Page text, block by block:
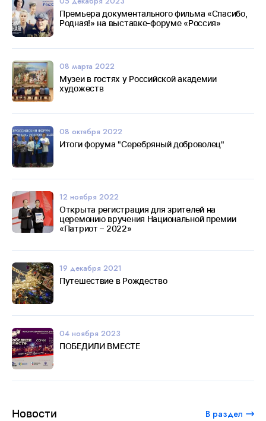
Новости В раздел
Премьера документального фильма «Спасибо,
Родная!» на выставке-форуме «Россия»
08 марта 2022
Музеи в гостях у Российской академии
художеств
08 октября 2022
Итоги форума "Серебряный доброволец"
12 ноября 2022
Открыта регистрация для зрителей на
церемонию вручения Национальной премии
«Патриот – 2022»
19 декабря 2021
Путешествие в Рождество
04 ноября 2023
ПОБЕДИЛИ ВМЕСТЕ